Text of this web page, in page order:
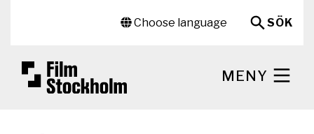
Choose language
SÖK
MENY